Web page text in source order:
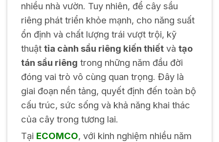
nhiều nhà vườn. Tuy nhiên, để cây sầu
riêng phát triển khỏe mạnh, cho năng suất
ổn định và chất lượng trái vượt trội, kỹ
thuật tỉa cành sầu riêng kiến thiếtvà tạo
tán sầu riêng trong những năm đầu đời
đóng vai trò vô cùng quan trọng. Đây là
giai đoạn nền tảng, quyết định đến toàn bộ
cấu trúc, sức sống và khả năng khai thác
của cây trong tương lai.
Tại ECOMCO, với kinh nghiệm nhiều năm